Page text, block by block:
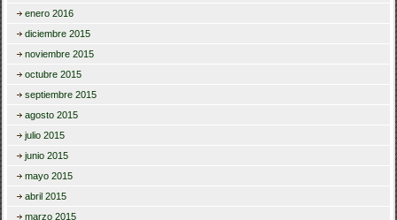
enero 2016
diciembre 2015
noviembre 2015
octubre 2015
septiembre 2015
agosto 2015
julio 2015
junio 2015
mayo 2015
abril 2015
marzo 2015